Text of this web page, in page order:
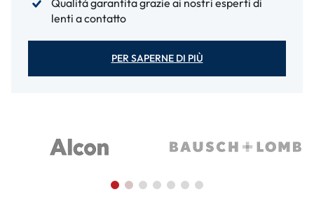
Qualità garantita grazie ai nostri esperti di
lenti a contatto
PER SAPERNE DI PIÙ